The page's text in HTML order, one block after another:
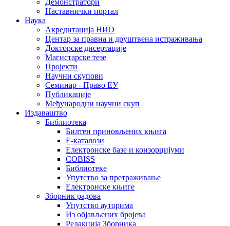
Демонстратори
Наставнички портал
Наука
Акредитација НИО
Центар за правна и друштвена истраживања
Докторске дисертације
Магистарске тезе
Пројекти
Научни скупови
Семинар - Право ЕУ
Публикације
Међународни научни скуп
Издаваштво
Библиотека
Билтен приновљених књига
Е-каталози
Електронске базе и конзорцијуми
COBISS
Библиотеке
Упутство за претраживање
Електронске књиге
Зборник радова
Упутство ауторима
Из објављених бројева
Редакција Зборника